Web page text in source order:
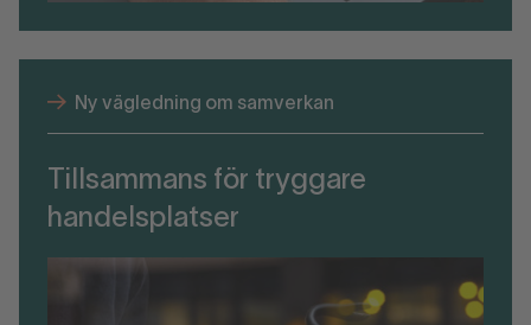
Ny vägledning om samverkan
Tillsammans för tryggare
handelsplatser